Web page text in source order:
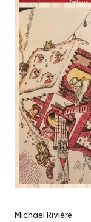
Michaël Rivière